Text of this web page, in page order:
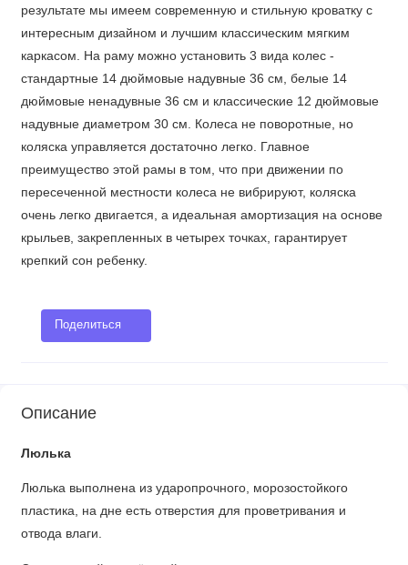
результате мы имеем современную и стильную кроватку с
интересным дизайном и лучшим классическим мягким
каркасом. На раму можно установить 3 вида колес -
стандартные 14 дюймовые надувные 36 см, белые 14
дюймовые ненадувные 36 см и классические 12 дюймовые
надувные диаметром 30 см. Колеса не поворотные, но
коляска управляется достаточно легко. Главное
преимущество этой рамы в том, что при движении по
пересеченной местности колеса не вибрируют, коляска
очень легко двигается, а идеальная амортизация на основе
крыльев, закрепленных в четырех точках, гарантирует
крепкий сон ребенку.
Поделиться
Описание
Люлька
Люлька выполнена из ударопрочного, морозостойкого
пластика, на дне есть отверстия для проветривания и
отвода влаги.